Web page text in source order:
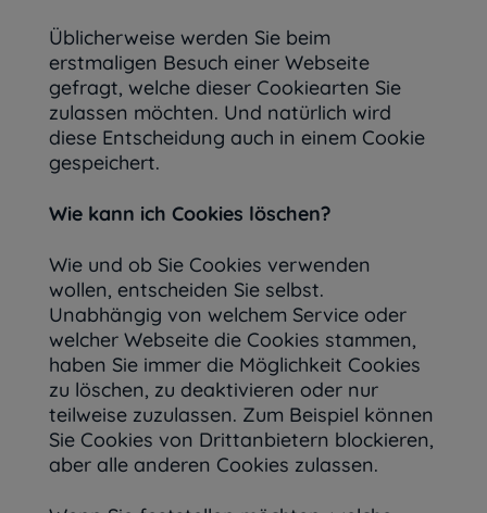
Üblicherweise werden Sie beim
erstmaligen Besuch einer Webseite
gefragt, welche dieser Cookiearten Sie
zulassen möchten. Und natürlich wird
diese Entscheidung auch in einem Cookie
gespeichert.
Wie kann ich Cookies löschen?
Wie und ob Sie Cookies verwenden
wollen, entscheiden Sie selbst.
Unabhängig von welchem Service oder
welcher Webseite die Cookies stammen,
haben Sie immer die Möglichkeit Cookies
zu löschen, zu deaktivieren oder nur
teilweise zuzulassen. Zum Beispiel können
Sie Cookies von Drittanbietern blockieren,
aber alle anderen Cookies zulassen.